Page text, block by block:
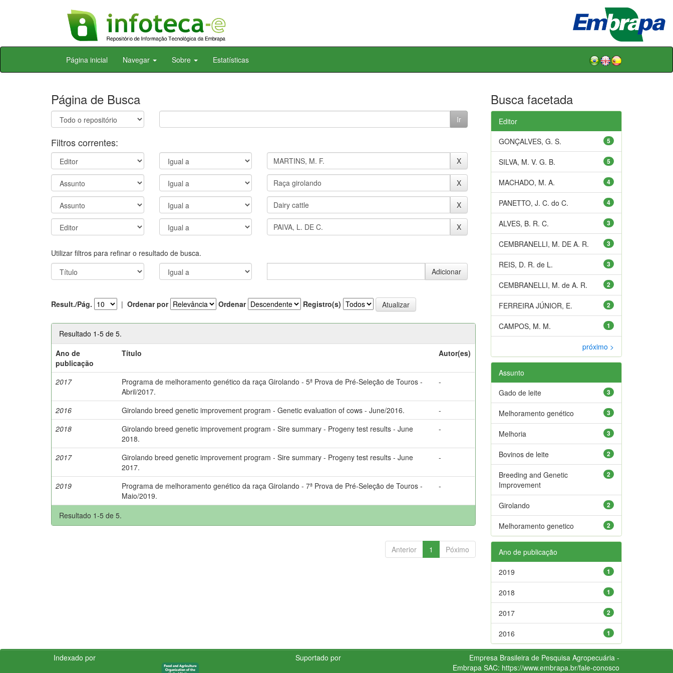
Skip
Página inicial Navegar Sobre Estatísticas
Página de Busca
Filtros correntes:
Utilizar filtros para refinar o resultado de busca.
Result./Pág. | Ordenar por Ordenar Registro(s)
Resultado 1-5 de 5.
Ano de
publicação
Título Autor(es)
2017
Programa de melhoramento genético da raça Girolando - 5ª Prova de Pré-Seleção de Touros -
Abril/2017.
-
2016 Girolando breed genetic improvement program - Genetic evaluation of cows - June/2016.
-
2018
Girolando breed genetic improvement program - Sire summary - Progeny test results - June
2018.
-
2017
Girolando breed genetic improvement program - Sire summary - Progeny test results - June
2017.
-
2019
Programa de melhoramento genético da raça Girolando - 7ª Prova de Pré-Seleção de Touros -
Maio/2019.
-
Resultado 1-5 de 5.
Anterior 1 Póximo
Busca facetada
Editor
5
GONÇALVES, G. S.
5
SILVA, M. V. G. B.
4
MACHADO, M. A.
4
PANETTO, J. C. do C.
3
ALVES, B. R. C.
3
CEMBRANELLI, M. DE A. R.
3
REIS, D. R. de L.
2
CEMBRANELLI, M. de A. R.
2
FERREIRA JÚNIOR, E.
1
CAMPOS, M. M.
próximo >
Assunto
3
Gado de leite
3
Melhoramento genético
3
Melhoria
2
Bovinos de leite
2
Breeding and Genetic
Improvement
2
Girolando
2
Melhoramento genetico
Ano de publicação
1
2019
1
2018
2
2017
1
2016
Indexado por Suportado por
Empresa Brasileira de Pesquisa Agropecuária -
Embrapa SAC: https://www.embrapa.br/fale-conosco